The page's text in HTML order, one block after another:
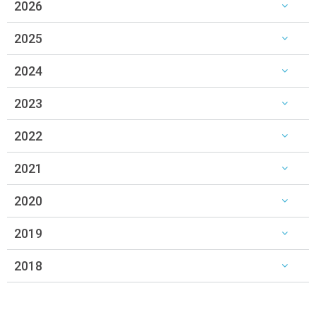
2026
2025
2024
2023
2022
2021
2020
2019
2018